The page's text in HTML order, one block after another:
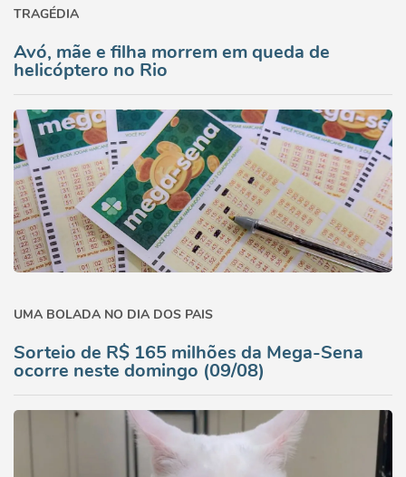
TRAGÉDIA
Avó, mãe e filha morrem em queda de
helicóptero no Rio
UMA BOLADA NO DIA DOS PAIS
Sorteio de R$ 165 milhões da Mega-Sena
ocorre neste domingo (09/08)